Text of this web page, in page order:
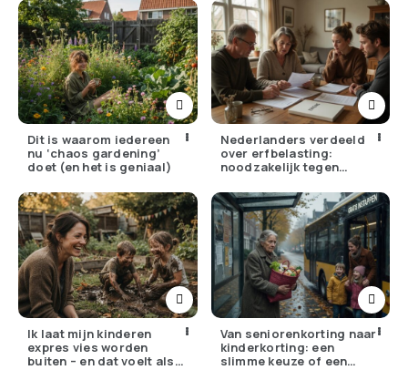
Dit is waarom iedereen
nu ‘chaos gardening’
doet (en het is geniaal)
Nederlanders verdeeld
over erfbelasting:
noodzakelijk tegen
Ik laat mijn kinderen
expres vies worden
buiten – en dat voelt als
Van seniorenkorting naar
kinderkorting: een
slimme keuze of een